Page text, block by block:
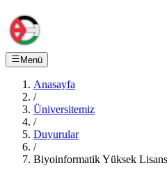
Menü
Anasayfa
/
Üniversitemiz
/
Duyurular
/
Biyoinformatik Yüksek